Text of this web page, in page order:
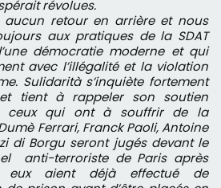
révolues.
aucun retour en arrière et nous
aux pratiques de la SDAT
démocratie moderne et qui
avec l’illégalité et la violation
Sulidarità s’inquiète fortement
tient à rappeler son soutien
ceux qui ont à souffrir de la
Ferrari, Franck Paoli, Antoine
di Borgu seront jugés devant le
anti-terroriste de Paris après
eux aient déjà effectué de